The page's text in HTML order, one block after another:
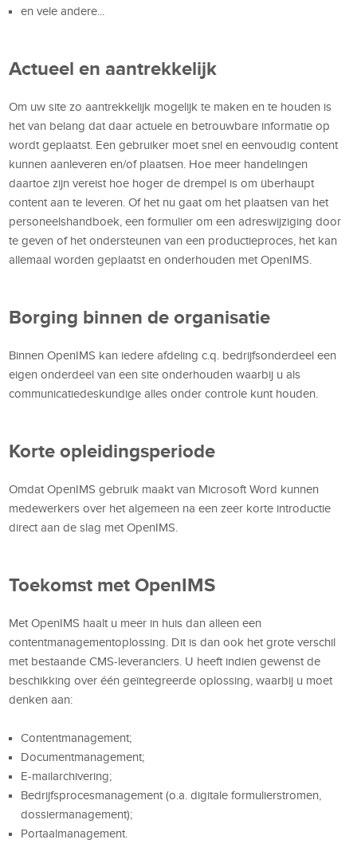
en vele andere...
Actueel en aantrekkelijk
Om uw site zo aantrekkelijk mogelijk te maken en te houden is
het van belang dat daar actuele en betrouwbare informatie op
wordt geplaatst. Een gebruiker moet snel en eenvoudig content
kunnen aanleveren en/of plaatsen. Hoe meer handelingen
daartoe zijn vereist hoe hoger de drempel is om überhaupt
content aan te leveren. Of het nu gaat om het plaatsen van het
personeelshandboek, een formulier om een adreswijziging door
te geven of het ondersteunen van een productieproces, het kan
allemaal worden geplaatst en onderhouden met OpenIMS.
Borging binnen de organisatie
Binnen OpenIMS kan iedere afdeling c.q. bedrijfsonderdeel een
eigen onderdeel van een site onderhouden waarbij u als
communicatiedeskundige alles onder controle kunt houden.
Korte opleidingsperiode
Omdat OpenIMS gebruik maakt van Microsoft Word kunnen
medewerkers over het algemeen na een zeer korte introductie
direct aan de slag met OpenIMS.
Toekomst met OpenIMS
Met OpenIMS haalt u meer in huis dan alleen een
contentmanagementoplossing. Dit is dan ook het grote verschil
met bestaande CMS-leveranciers. U heeft indien gewenst de
beschikking over één geïntegreerde oplossing, waarbij u moet
denken aan:
Contentmanagement;
Documentmanagement;
E-mailarchivering;
Bedrijfsprocesmanagement (o.a. digitale formulierstromen,
dossiermanagement);
Portaalmanagement.